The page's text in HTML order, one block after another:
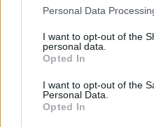
Personal Data
I want to opt-out of the
personal data.
Opted In
I want to opt-out of the
Personal Data.
Opted In
Publicado14 de Abril
Es verdad que con traccion 4
probado un s3 8l pero que sea
No se...